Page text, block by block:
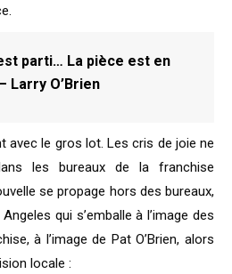
parti… La pièce est en
Larry O’Brien
avec le gros lot. Les cris de joie ne
les bureaux de la franchise
se propage hors des bureaux,
qui s’emballe à l’image des
à l’image de Pat O’Brien, alors
locale :